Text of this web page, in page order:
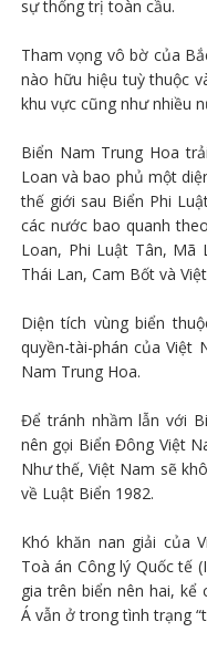
sự thống trị toàn cầu.
Tham vọng vô bờ của
nào hữu hiệu tuỳ thuộc
khu vực cũng như nhiều
Biển Nam Trung Hoa
Loan và bao phủ một
thế giới sau Biển Phi
các nước bao quanh
Loan, Phi Luật Tân, Mã
Thái Lan, Cam Bốt và
Diện tích vùng biển
quyền-tài-phán của Việt
Nam Trung Hoa.
Để tránh nhầm lẫn với
nên gọi Biển Đông Việt
Như thế, Việt Nam sẽ
về Luật Biển 1982.
Khó khăn nan giải của
Toà án Công lý Quốc tế
gia trên biển nên hai, kể
Á vẫn ở trong tình trạng